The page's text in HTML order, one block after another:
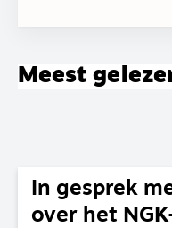
Meest
In gesprek
over het